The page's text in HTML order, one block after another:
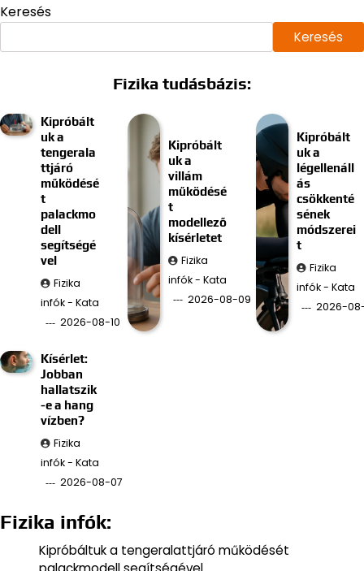
Keresés
Keresés
Fizika tudásbázis:
Kipróbált
uk a
tengerala
ttjáró
működésé
t
palackmo
dell
segítségé
vel
Fizika
infók - Kata
2026-08-10
Kipróbált
uk a
villám
működésé
t
modellező
kísérletet
Fizika
infók - Kata
2026-08-09
Kipróbált
uk a
légellenáll
ás
csökkenté
sének
módszerei
t
Fizika
infók - Kata
2026-
Kísérlet:
Jobban
hallatszik
-e a hang
vízben?
Fizika
infók - Kata
2026-08-07
Fizika infók:
Kipróbáltuk a tengeralattjáró működését